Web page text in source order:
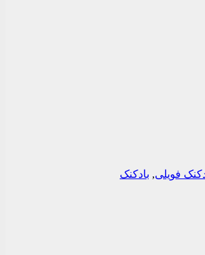
فویلی, بادکنک